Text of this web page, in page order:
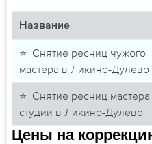
Название
⭐ Снятие ресниц чужого
мастера в Ликино-Дулево
⭐ Снятие ресниц мастера
студии в Ликино-Дулево
Цены на